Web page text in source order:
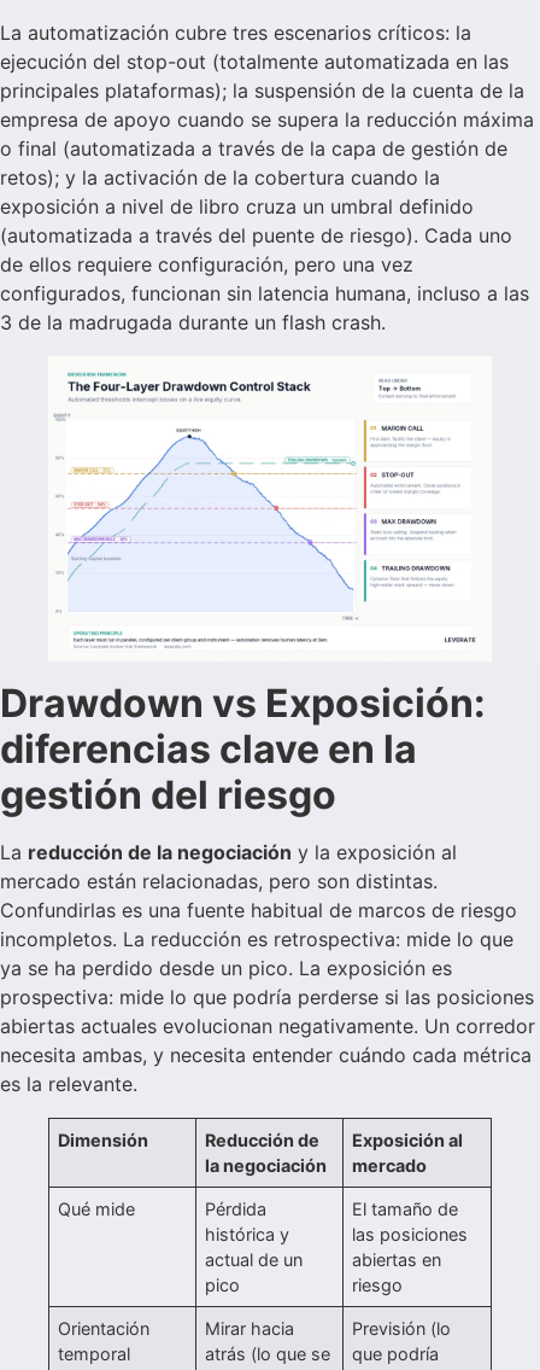
La automatización cubre tres escenarios críticos: la
ejecución del stop-out (totalmente automatizada en las
principales plataformas); la suspensión de la cuenta de la
empresa de apoyo cuando se supera la reducción máxima
o final (automatizada a través de la capa de gestión de
retos); y la activación de la cobertura cuando la
exposición a nivel de libro cruza un umbral definido
(automatizada a través del puente de riesgo). Cada uno
de ellos requiere configuración, pero una vez
configurados, funcionan sin latencia humana, incluso a las
3 de la madrugada durante un flash crash.
Drawdown vs Exposición:
diferencias clave en la
gestión del riesgo
La reducción de la negociación y la exposición al
mercado están relacionadas, pero son distintas.
Confundirlas es una fuente habitual de marcos de riesgo
incompletos. La reducción es retrospectiva: mide lo que
ya se ha perdido desde un pico. La exposición es
prospectiva: mide lo que podría perderse si las posiciones
abiertas actuales evolucionan negativamente. Un corredor
necesita ambas, y necesita entender cuándo cada métrica
es la relevante.
Dimensión
Reducción de
la negociación
Exposición al
mercado
Qué mide
Pérdida
histórica y
actual de un
pico
El tamaño de
las posiciones
abiertas en
riesgo
Orientación
temporal
Mirar hacia
atrás (lo que se
Previsión (lo
que podría